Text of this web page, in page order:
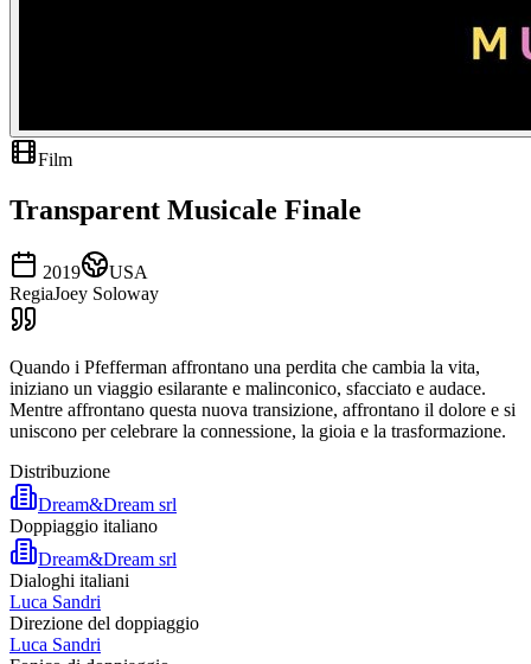
Film
Transparent Musicale Finale
2019
USA
RegiaJoey Soloway
Quando i Pfefferman affrontano una perdita che cambia la vita,
iniziano un viaggio esilarante e malinconico, sfacciato e audace.
Mentre affrontano questa nuova transizione, affrontano il dolore e si
uniscono per celebrare la connessione, la gioia e la trasformazione.
Distribuzione
Dream&Dream srl
Doppiaggio italiano
Dream&Dream srl
Dialoghi italiani
Luca Sandri
Direzione del doppiaggio
Luca Sandri